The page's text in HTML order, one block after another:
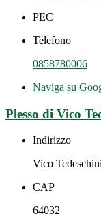
PEC
Telefono
0858780006
Naviga su
Plesso di Vico
Indirizzo
Vico
CAP
64032